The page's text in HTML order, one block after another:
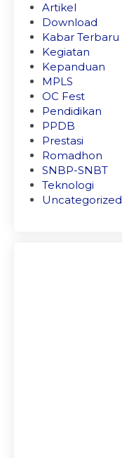
Artikel
Download
Kabar Terbaru
Kegiatan
Kepanduan
MPLS
OC Fest
Pendidikan
PPDB
Prestasi
Romadhon
SNBP-SNBT
Teknologi
Uncategorized